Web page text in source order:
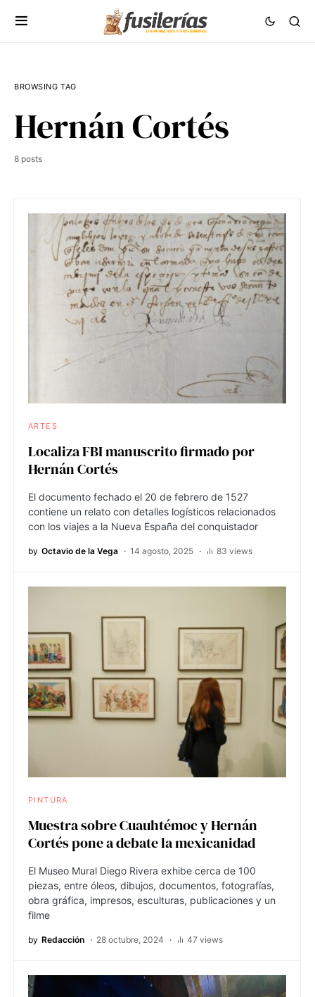
BROWSING TAG
Hernán Cortés
8 posts
ARTES
Localiza FBI manuscrito firmado por
Hernán Cortés
El documento fechado el 20 de febrero de 1527
contiene un relato con detalles logísticos relacionados
con los viajes a la Nueva España del conquistador
by Octavio de la Vega 14 agosto, 2025 83 views
PINTURA
Muestra sobre Cuauhtémoc y Hernán
Cortés pone a debate la mexicanidad
El Museo Mural Diego Rivera exhibe cerca de 100
piezas, entre óleos, dibujos, documentos, fotografías,
obra gráfica, impresos, esculturas, publicaciones y un
filme
by Redacción 28 octubre, 2024 47 views